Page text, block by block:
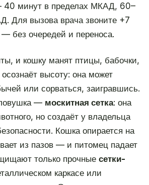
40 минут в пределах МКАД, 60–
Для вызова врача звоните +7
без очередей и переноса.
и кошку манят птицы, бабочки,
высоту: она может
или сорваться, заигравшись.
— москитная сетка: она
но создаёт у владельца
Кошка опирается на
из пазов — и питомец падает
только прочные сетки-
каркасе или